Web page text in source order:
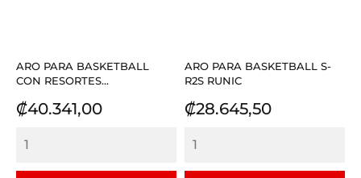
ARO PARA BASKETBALL
CON RESORTES...
Precio
₡40.341,00
ARO PARA BASKETBALL S-
R2S RUNIC
Precio
₡28.645,50